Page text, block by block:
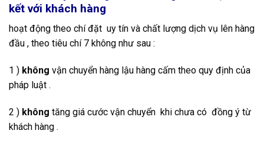
kết với khách hàng
hoạt động theo chí đặt uy tín và chất lượng dịch vụ lên hàng
đầu , theo tiêu chí 7 không như sau :
1 ) không vận chuyển hàng lậu hàng cấm theo quy định của
pháp luật .
2 ) không tăng giá cước vận chuyển khi chưa có đồng ý từ
khách hàng .